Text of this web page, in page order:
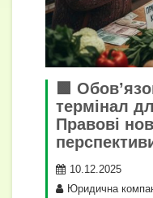
🟩
термінал
Правові
10.12.2025
Юридична